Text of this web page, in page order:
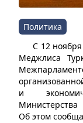
Политика
С 12
Меджлиса
и
Об этом